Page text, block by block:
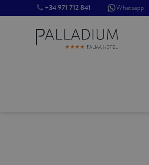
+34 971 712 841 Whatsapp
INDIVIDUAL RED